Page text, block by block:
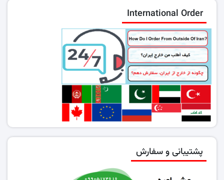
International Order
پشتیبانی و سفارش